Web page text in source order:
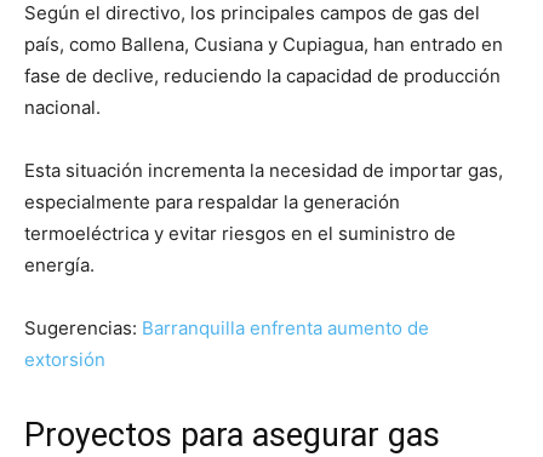
Según el directivo, los principales campos de gas del
país, como Ballena, Cusiana y Cupiagua, han entrado en
fase de declive, reduciendo la capacidad de producción
nacional.
Esta situación incrementa la necesidad de importar gas,
especialmente para respaldar la generación
termoeléctrica y evitar riesgos en el suministro de
energía.
Sugerencias: Barranquilla enfrenta aumento de
extorsión
Proyectos para asegurar gas